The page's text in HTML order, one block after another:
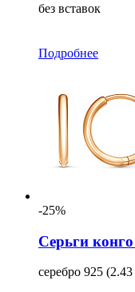
без вставок
Подробнее
-25%
Серьги конго
серебро 925